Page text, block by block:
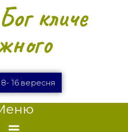
кличе
8- 16 вересня